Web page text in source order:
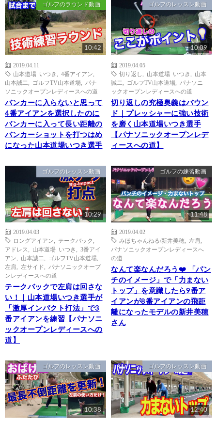
ゴルフのラウンド動画
10:42
2019.04.11
山本道場 いつき
4番アイアン
山本誠二
ゴルフTV山本道場
パナ
ソニックオープンレディースへの道
バンカーに入らないと思って
4番アイアンを選択したのに
バンカーに入って長い距離の
バンカーショットを打つはめ
になった山本道場いつき選手
ゴルフのレッスン動画
10:09
2019.04.05
切り返し
山本道場 いつき
山本
誠二
ゴルフTV山本道場
パナソニ
ックオープンレディースへの道
切り返しの究極奥義はバウン
ド｜プレッシャーに強い技術
を磨く山本道場いつき選手
【パナソニックオープンレデ
ィースへの道】
ゴルフのレッスン動画
10:29
2019.04.03
ロングアイアン
テークバック
アドレス
山本道場 いつき
3番アイ
アン
山本誠二 ゴルフTV山本道場
左肩
左サイド
パナソニックオープ
ンレディースへの道
テークバックで左肩は回さな
い！｜山本道場いつき選手が
「激厚インパクト打法」で3
番アイアンを練習【パナソニ
ックオープンレディースへの
道】
ゴルフの練習動画
11:48
2019.04.02
みほちゃんねる/新井美穂
左肩
パナソニックオープンレディースへ
の道
なんて楽なんだろう❤️ 「パン
チのイメージ」で「力まない
トップ」を意識したら9番ア
イアンが8番アイアンの飛距
離になったモデルの新井美穂
さん
ゴルフのレッスン動画
10:38
ゴルフのレッスン動画
12:40